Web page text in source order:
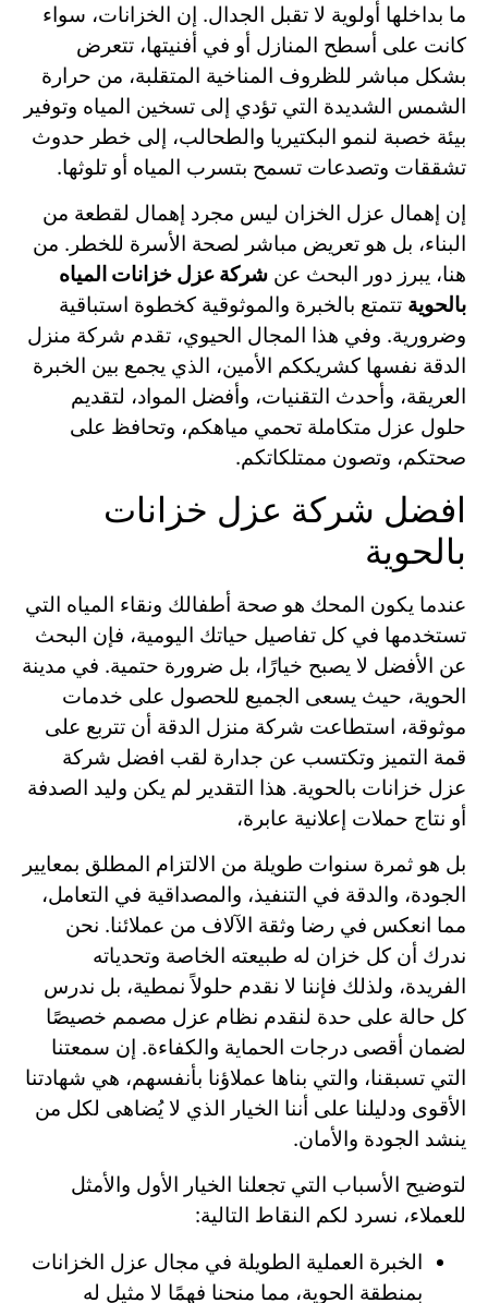
ما بداخلها أولوية لا تقبل الجدال. إن الخزانات، سواء
كانت على أسطح المنازل أو في أفنيتها، تتعرض
بشكل مباشر للظروف المناخية المتقلبة، من حرارة
الشمس الشديدة التي تؤدي إلى تسخين المياه وتوفير
بيئة خصبة لنمو البكتيريا والطحالب، إلى خطر حدوث
تشققات وتصدعات تسمح بتسرب المياه أو تلوثها.
إن إهمال عزل الخزان ليس مجرد إهمال لقطعة من
البناء، بل هو تعريض مباشر لصحة الأسرة للخطر. من
هنا، يبرز دور البحث عن شركة عزل خزانات المياه
بالحوية تتمتع بالخبرة والموثوقية كخطوة استباقية
وضرورية. وفي هذا المجال الحيوي، تقدم شركة منزل
الدقة نفسها كشريككم الأمين، الذي يجمع بين الخبرة
العريقة، وأحدث التقنيات، وأفضل المواد، لتقديم
حلول عزل متكاملة تحمي مياهكم، وتحافظ على
صحتكم، وتصون ممتلكاتكم.
افضل شركة عزل خزانات
بالحوية
عندما يكون المحك هو صحة أطفالك ونقاء المياه التي
تستخدمها في كل تفاصيل حياتك اليومية، فإن البحث
عن الأفضل لا يصبح خيارًا، بل ضرورة حتمية. في مدينة
الحوية، حيث يسعى الجميع للحصول على خدمات
موثوقة، استطاعت شركة منزل الدقة أن تتربع على
قمة التميز وتكتسب عن جدارة لقب افضل شركة
عزل خزانات بالحوية. هذا التقدير لم يكن وليد الصدفة
أو نتاج حملات إعلانية عابرة،
بل هو ثمرة سنوات طويلة من الالتزام المطلق بمعايير
الجودة، والدقة في التنفيذ، والمصداقية في التعامل،
مما انعكس في رضا وثقة الآلاف من عملائنا. نحن
ندرك أن كل خزان له طبيعته الخاصة وتحدياته
الفريدة، ولذلك فإننا لا نقدم حلولاً نمطية، بل ندرس
كل حالة على حدة لنقدم نظام عزل مصمم خصيصًا
لضمان أقصى درجات الحماية والكفاءة. إن سمعتنا
التي تسبقنا، والتي بناها عملاؤنا بأنفسهم، هي شهادتنا
الأقوى ودليلنا على أننا الخيار الذي لا يُضاهى لكل من
ينشد الجودة والأمان.
لتوضيح الأسباب التي تجعلنا الخيار الأول والأمثل
للعملاء، نسرد لكم النقاط التالية:
الخبرة العملية الطويلة في مجال عزل الخزانات
بمنطقة الحوية، مما منحنا فهمًا لا مثيل له